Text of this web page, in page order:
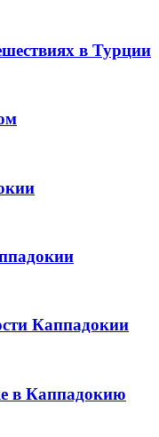
в Турции
Каппадокии
в Каппадокию